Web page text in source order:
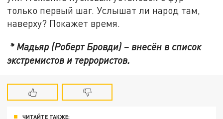
только первый шаг. Услышат ли народ там,
наверху? Покажет время.
* Мадьяр (Роберт Бровди) – внесён в список
экстремистов и террористов.
ЧИТАЙТЕ ТАКЖЕ: